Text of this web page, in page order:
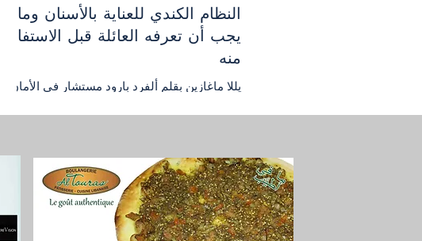
النظام الكندي للعناية بالأسنان وما
يجب أن تعرفه العائلة قبل الاستفادة
منه
يللا ماغازين بقلم ألفرد بارود مستشار في الأمان
البرنامج مهم، لكنه لا يعني أن كل علاج يصبح
مجانياً، ولا يعني أن الجميع مؤهلون تلقائياً
للاستفادة منه. الفكرة الأساسية أن الدولة تريد
مساعدة الأشخاص الذين لا يملكون تغطية خاصة
للأسنان، ويقع دخلهم العائلي ضمن شروط محددة.